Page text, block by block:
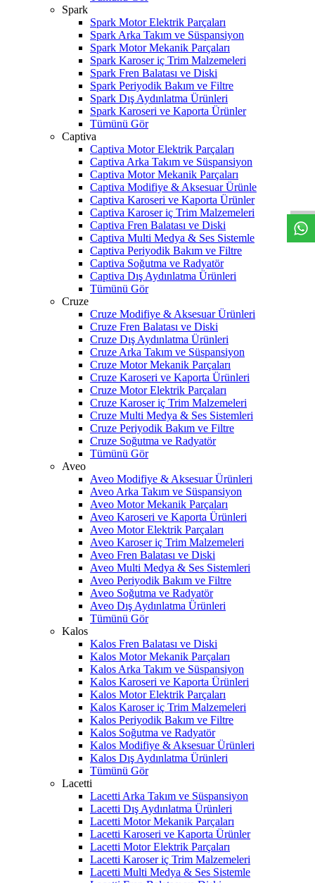
Spark
Spark Motor Elektrik Parçaları
Spark Arka Takım ve Süspansiyon
Spark Motor Mekanik Parçaları
Spark Karoser iç Trim Malzemeleri
Spark Fren Balatası ve Diski
Spark Periyodik Bakım ve Filtre
Spark Dış Aydınlatma Ürünleri
Spark Karoseri ve Kaporta Ürünler
Tümünü Gör
Captiva
Captiva Motor Elektrik Parçaları
Captiva Arka Takım ve Süspansiyon
Captiva Motor Mekanik Parçaları
Captiva Modifiye & Aksesuar Ürünle
Captiva Karoseri ve Kaporta Ürünler
Captiva Karoser iç Trim Malzemeleri
Captiva Fren Balatası ve Diski
Captiva Multi Medya & Ses Sistemle
Captiva Periyodik Bakım ve Filtre
Captiva Soğutma ve Radyatör
Captiva Dış Aydınlatma Ürünleri
Tümünü Gör
Cruze
Cruze Modifiye & Aksesuar Ürünleri
Cruze Fren Balatası ve Diski
Cruze Dış Aydınlatma Ürünleri
Cruze Arka Takım ve Süspansiyon
Cruze Motor Mekanik Parçaları
Cruze Karoseri ve Kaporta Ürünleri
Cruze Motor Elektrik Parçaları
Cruze Karoser iç Trim Malzemeleri
Cruze Multi Medya & Ses Sistemleri
Cruze Periyodik Bakım ve Filtre
Cruze Soğutma ve Radyatör
Tümünü Gör
Aveo
Aveo Modifiye & Aksesuar Ürünleri
Aveo Arka Takım ve Süspansiyon
Aveo Motor Mekanik Parçaları
Aveo Karoseri ve Kaporta Ürünleri
Aveo Motor Elektrik Parçaları
Aveo Karoser iç Trim Malzemeleri
Aveo Fren Balatası ve Diski
Aveo Multi Medya & Ses Sistemleri
Aveo Periyodik Bakım ve Filtre
Aveo Soğutma ve Radyatör
Aveo Dış Aydınlatma Ürünleri
Tümünü Gör
Kalos
Kalos Fren Balatası ve Diski
Kalos Motor Mekanik Parçaları
Kalos Arka Takım ve Süspansiyon
Kalos Karoseri ve Kaporta Ürünleri
Kalos Motor Elektrik Parçaları
Kalos Karoser iç Trim Malzemeleri
Kalos Periyodik Bakım ve Filtre
Kalos Soğutma ve Radyatör
Kalos Modifiye & Aksesuar Ürünleri
Kalos Dış Aydınlatma Ürünleri
Tümünü Gör
Lacetti
Lacetti Arka Takım ve Süspansiyon
Lacetti Dış Aydınlatma Ürünleri
Lacetti Motor Mekanik Parçaları
Lacetti Karoseri ve Kaporta Ürünler
Lacetti Motor Elektrik Parçaları
Lacetti Karoser iç Trim Malzemeleri
Lacetti Multi Medya & Ses Sistemle